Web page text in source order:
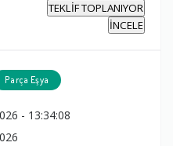
TEKLİF TOPLANIYOR
İNCELE
Parça Eşya
- 13:34:08